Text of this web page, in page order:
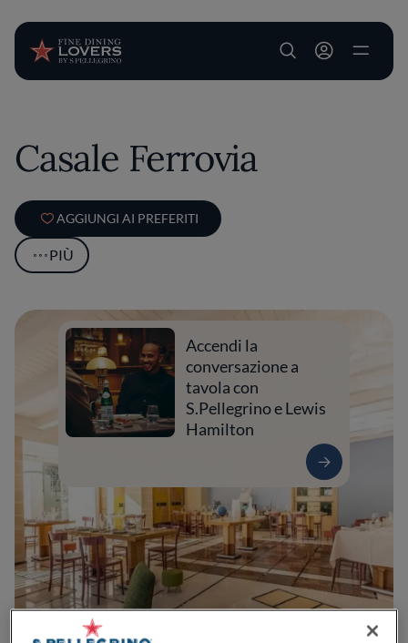
User account
Casale Ferrovia
AGGIUNGI AI PREFERITI
PIÙ
Accendi la
conversazione a
tavola con
S.Pellegrino e Lewis
Hamilton